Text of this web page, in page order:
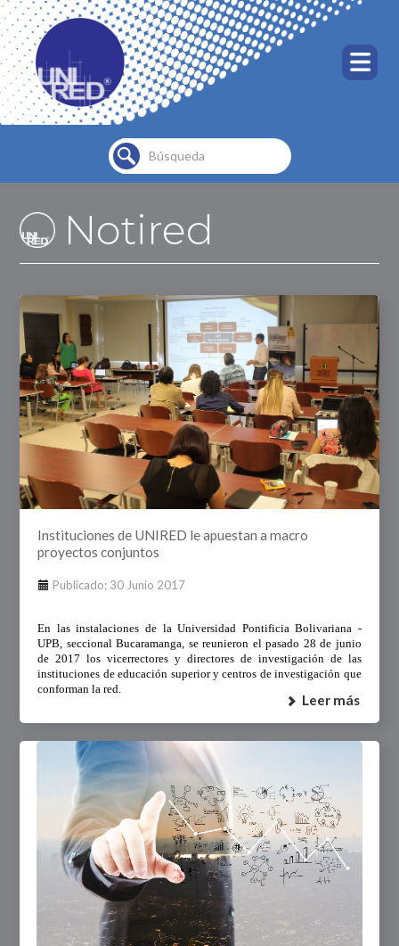
Buscar...
Notired
Instituciones de UNIRED le apuestan a macro
proyectos conjuntos
Publicado: 30 Junio 2017
En las instalaciones de la Universidad Pontificia Bolivariana -
UPB, seccional Bucaramanga, se reunieron el pasado 28 de junio
de 2017 los vicerrectores y directores de investigación de las
instituciones de educación superior y centros de investigación que
conforman la red.
Leer más